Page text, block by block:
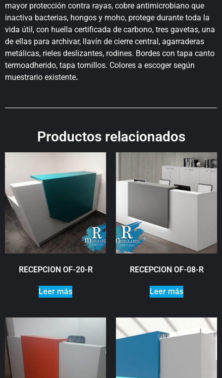
mayor protección contra rayas, cobre antimicrobiano que
inactiva bacterias, hongos y moho, protege durante toda la
vida útil, con huella certificada de carbono, tres gavetas, una
de ellas para archivar, llavín de cierre central, agarraderas
metálicas, rieles deslizantes, rodines. Bordes con tapa canto
termoadherido, tapa tornillos. Colores a escoger según
muestrario existente.
Productos relacionados
RECEPCION OF-20-R
Leer más
RECEPCION OF-08-R
Leer más